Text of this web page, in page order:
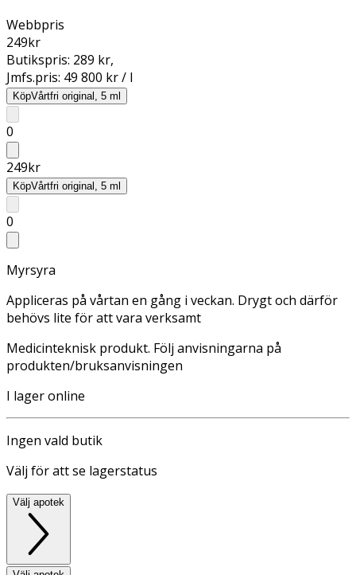
Webbpris
249kr
Butikspris: 289 kr,
Jmfs.pris: 49 800 kr / l
KöpVårtfri original, 5 ml
0
249kr
KöpVårtfri original, 5 ml
0
Myrsyra
Appliceras på vårtan en gång i veckan. Drygt och därför
behövs lite för att vara verksamt
Medicinteknisk produkt. Följ anvisningarna på
produkten/bruksanvisningen
I lager online
Ingen vald butik
Välj för att se lagerstatus
Välj apotek